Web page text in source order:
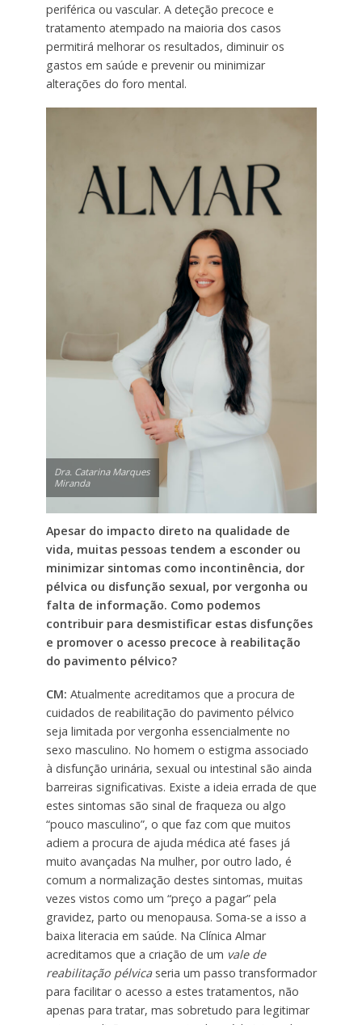
periférica ou vascular. A deteção precoce e
tratamento atempado na maioria dos casos
permitirá melhorar os resultados, diminuir os
gastos em saúde e prevenir ou minimizar
alterações do foro mental.
Dra. Catarina Marques
Miranda
Apesar do impacto direto na qualidade de
vida, muitas pessoas tendem a esconder ou
minimizar sintomas como incontinência, dor
pélvica ou disfunção sexual, por vergonha ou
falta de informação. Como podemos
contribuir para desmistificar estas disfunções
e promover o acesso precoce à reabilitação
do pavimento pélvico?
CM: Atualmente acreditamos que a procura de
cuidados de reabilitação do pavimento pélvico
seja limitada por vergonha essencialmente no
sexo masculino. No homem o estigma associado
à disfunção urinária, sexual ou intestinal são ainda
barreiras significativas. Existe a ideia errada de que
estes sintomas são sinal de fraqueza ou algo
“pouco masculino”, o que faz com que muitos
adiem a procura de ajuda médica até fases já
muito avançadas Na mulher, por outro lado, é
comum a normalização destes sintomas, muitas
vezes vistos como um “preço a pagar” pela
gravidez, parto ou menopausa. Soma-se a isso a
baixa literacia em saúde. Na Clínica Almar
acreditamos que a criação de um vale de
reabilitação pélvica seria um passo transformador
para facilitar o acesso a estes tratamentos, não
apenas para tratar, mas sobretudo para legitimar